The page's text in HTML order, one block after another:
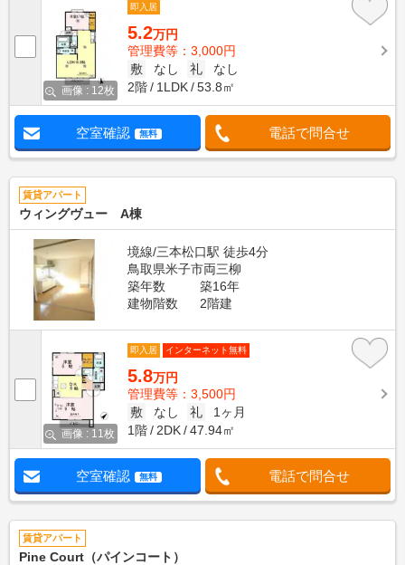
画像 : 12枚
即入居
5.2万円
管理費等：3,000円
敷
なし 礼
なし
2階
1LDK 53.8㎡
空室確認 無料 電話で問合せ
賃貸アパート
ウィングヴュー A棟
境線/三本松口駅 徒歩4分
鳥取県米子市両三柳
築年数
築16年
建物階数
2階建
画像 : 11枚
即入居 インターネット無料
5.8万円
管理費等：3,500円
敷
なし 礼
1ヶ月
1階
2DK 47.94㎡
空室確認 無料 電話で問合せ
賃貸アパート
Pine Court（パインコート）